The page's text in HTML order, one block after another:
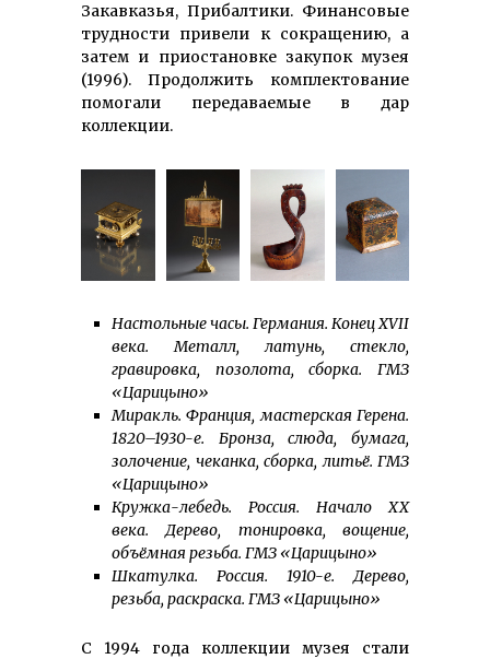
Закавказья, Прибалтики. Финансовые
трудности привели к сокращению, а
затем и приостановке закупок музея
(1996). Продолжить комплектование
помогали передаваемые в дар
коллекции.
Настольные часы. Германия. Конец XVII
века. Металл, латунь, стекло,
гравировка, позолота, сборка. ГМЗ
«Царицыно»
Миракль. Франция, мастерская Герена.
1820–1930-е. Бронза, слюда, бумага,
золочение, чеканка, сборка, литьё. ГМЗ
«Царицыно»
Кружка-лебедь. Россия. Начало XX
века. Дерево, тонировка, вощение,
объёмная резьба. ГМЗ «Царицыно»
Шкатулка. Россия. 1910-е. Дерево,
резьба, раскраска. ГМЗ «Царицыно»
С 1994 года коллекции музея стали